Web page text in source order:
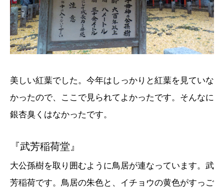
美しい紅葉でした。今年はしっかりと紅葉を見ていな
かったので、ここで見られてよかったです。そんなに
銀杏臭くはなかったです。
『武芳稲荷堂』
大公孫樹を取り囲むように鳥居が連なっています。武
芳稲荷です。鳥居の朱色と、イチョウの黄色がすっご